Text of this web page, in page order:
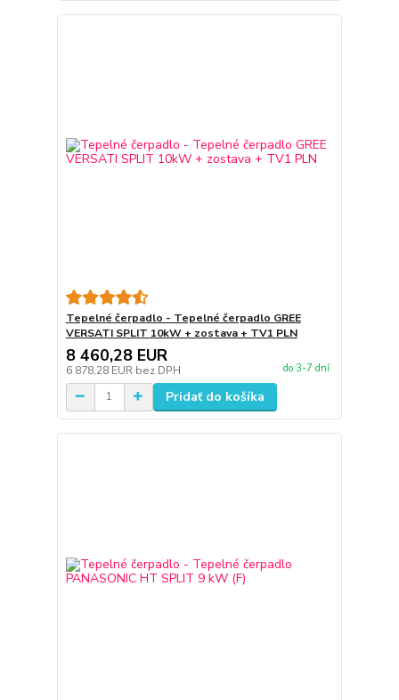
Tepelné čerpadlo - Tepelné čerpadlo GREE
VERSATI SPLIT 10kW + zostava + TV1 PLN
8 460,28 EUR
6 878,28 EUR bez DPH do 3-7 dní
Pridať do košíka